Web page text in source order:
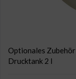
Optionales Zubehör
Drucktank 2 l